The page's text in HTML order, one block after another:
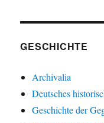
GESCHICHTE
Archivalia
Deutsches
Geschichte der